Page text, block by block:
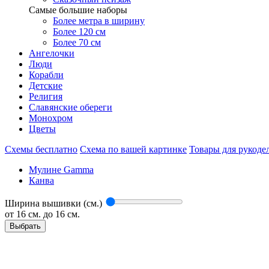
Самые большие наборы
Более метра в ширину
Более 120 см
Более 70 см
Ангелочки
Люди
Корабли
Детские
Религия
Славянские обереги
Монохром
Цветы
Схемы бесплатно Схема по вашей картинке Товары для
Мулине Gamma
Канва
Ширина вышивки (см.)
от 16 см. до 16 см.
Выбрать